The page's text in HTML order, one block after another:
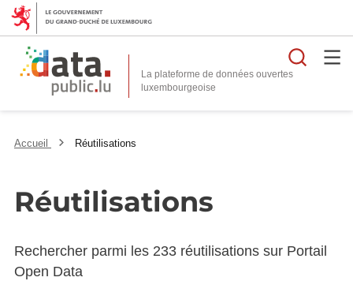
La plateforme de données ouvertes
Accueil Réutilisations
Réutilisations
Rechercher parmi les 233 réutilisations sur Portail
Open Data